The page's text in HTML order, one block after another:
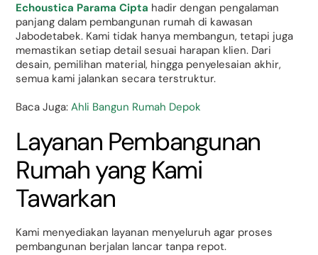
Echoustica Parama Cipta hadir dengan pengalaman
panjang dalam pembangunan rumah di kawasan
Jabodetabek. Kami tidak hanya membangun, tetapi juga
memastikan setiap detail sesuai harapan klien. Dari
desain, pemilihan material, hingga penyelesaian akhir,
semua kami jalankan secara terstruktur.
Baca Juga:Ahli Bangun Rumah Depok
Layanan Pembangunan
Rumah yang Kami
Tawarkan
Kami menyediakan layanan menyeluruh agar proses
pembangunan berjalan lancar tanpa repot.